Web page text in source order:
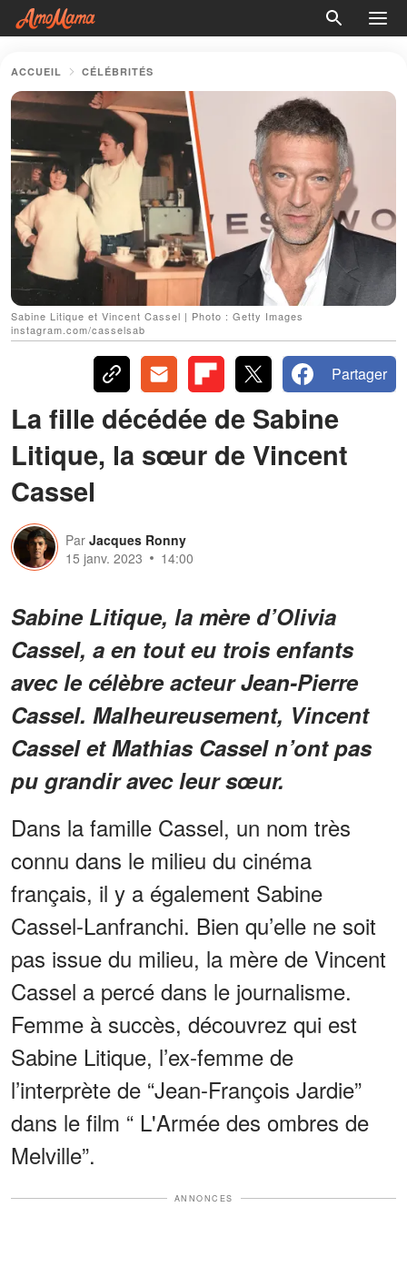
ACCUEIL CÉLÉBRITÉS
Sabine Litique et Vincent Cassel | Photo : Getty Images
instagram.com/casselsab
Partager
La fille décédée de Sabine
Litique, la sœur de Vincent
Cassel
Par Jacques Ronny
15 janv. 2023
14:00
Sabine Litique, la mère d’Olivia
Cassel, a en tout eu trois enfants
avec le célèbre acteur Jean-Pierre
Cassel. Malheureusement, Vincent
Cassel et Mathias Cassel n’ont pas
pu grandir avec leur sœur.
Dans la famille Cassel, un nom très
connu dans le milieu du cinéma
français, il y a également Sabine
Cassel-Lanfranchi. Bien qu’elle ne soit
pas issue du milieu, la mère de Vincent
Cassel a percé dans le journalisme.
Femme à succès, découvrez qui est
Sabine Litique, l’ex-femme de
l’interprète de “Jean-François Jardie”
dans le film “ L'Armée des ombres de
Melville”.
ANNONCES